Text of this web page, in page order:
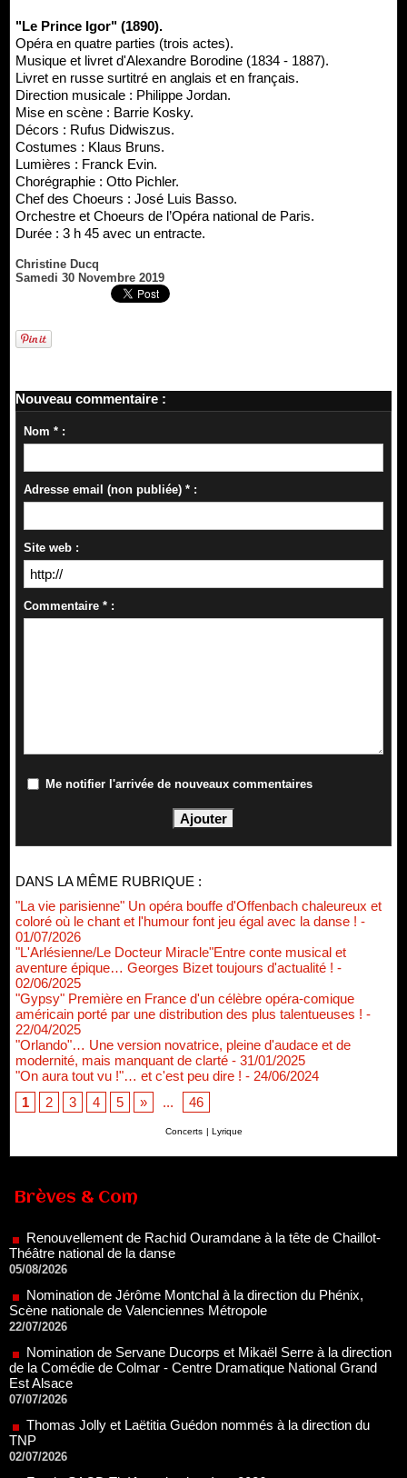
"Le Prince Igor" (1890).
Opéra en quatre parties (trois actes).
Musique et livret d'Alexandre Borodine (1834 - 1887).
Livret en russe surtitré en anglais et en français.
Direction musicale : Philippe Jordan.
Mise en scène : Barrie Kosky.
Décors : Rufus Didwiszus.
Costumes : Klaus Bruns.
Lumières : Franck Evin.
Chorégraphie : Otto Pichler.
Chef des Choeurs : José Luis Basso.
Orchestre et Choeurs de l’Opéra national de Paris.
Durée : 3 h 45 avec un entracte.
Christine Ducq
Samedi 30 Novembre 2019
Nouveau commentaire :
Nom * :
Adresse email (non publiée) * :
Site web :
Commentaire * :
Me notifier l'arrivée de nouveaux commentaires
DANS LA MÊME RUBRIQUE :
"La vie parisienne" Un opéra bouffe d'Offenbach chaleureux et
coloré où le chant et l'humour font jeu égal avec la danse ! -
01/07/2026
"L'Arlésienne/Le Docteur Miracle"Entre conte musical et
aventure épique… Georges Bizet toujours d'actualité ! -
02/06/2025
"Gypsy" Première en France d'un célèbre opéra-comique
américain porté par une distribution des plus talentueuses ! -
22/04/2025
"Orlando"… Une version novatrice, pleine d'audace et de
modernité, mais manquant de clarté - 31/01/2025
"On aura tout vu !"… et c'est peu dire ! - 24/06/2024
1
2 3 4 5 » ... 46
Concerts | Lyrique
Brèves & Com
Théâtre national de la danse
05/08/2026
Nomination de Jérôme Montchal à la direction du Phénix,
Scène nationale de Valenciennes Métropole
22/07/2026
Nomination de Servane Ducorps et Mikaël Serre à la direction
de la Comédie de Colmar - Centre Dramatique National Grand
Est Alsace
Thomas Jolly et Laëtitia Guédon nommés à la direction du
TNP
02/07/2026
Fonds SACD Théâtre : les lauréats 2026
23/06/2026
Dispositif ARTCENA Écrire pour le cirque, les lauréats 2026 !